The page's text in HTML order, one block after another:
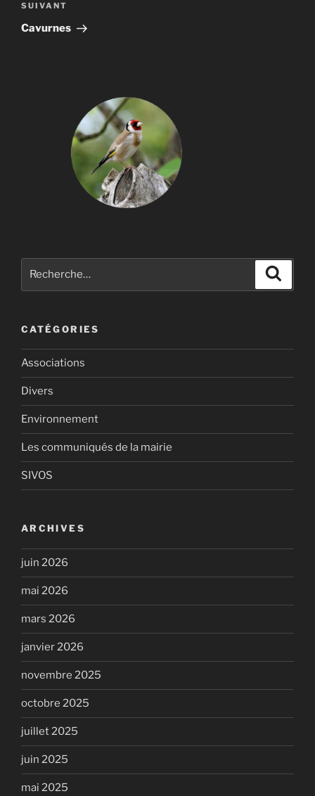
Article
suivant
SUIVANT
Cavurnes
CATÉGORIES
Associations
Divers
Environnement
Les communiqués de la mairie
SIVOS
ARCHIVES
juin 2026
mai 2026
mars 2026
janvier 2026
novembre 2025
octobre 2025
juillet 2025
juin 2025
mai 2025